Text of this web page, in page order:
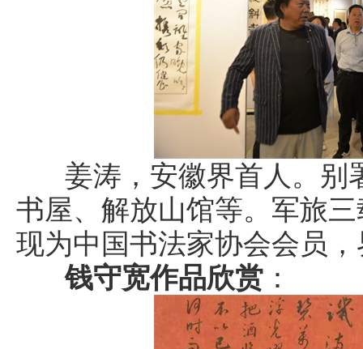
姜涛，安徽界首人。别
书屋、解放山馆等。军旅
现为中国书法家协会会员
钱守宽作品欣赏 ：